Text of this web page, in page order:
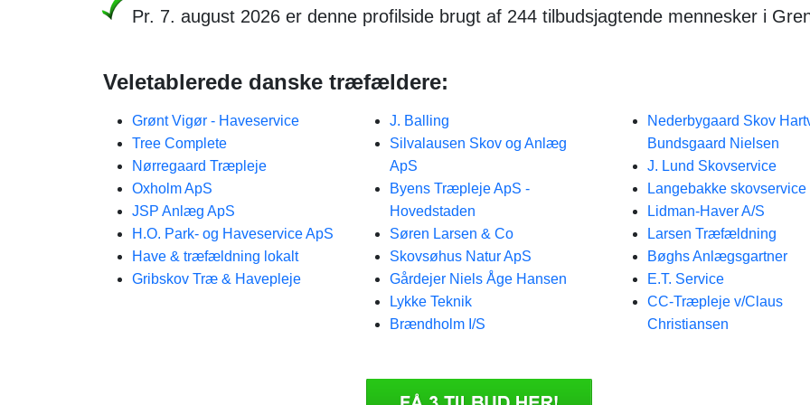
Pr. 7. august 2026 er denne profilside brugt af 244 tilbudsjagtende mennesker i
Veletablerede danske træfældere:
Grønt Vigør - Haveservice
Tree Complete
Nørregaard Træpleje
Oxholm ApS
JSP Anlæg ApS
H.O. Park- og Haveservice ApS
Have & træfældning lokalt
Gribskov Træ & Havepleje
J. Balling
Silvalausen Skov og Anlæg
ApS
Byens Træpleje ApS -
Hovedstaden
Søren Larsen & Co
Skovsøhus Natur ApS
Gårdejer Niels Åge Hansen
Lykke Teknik
Brændholm I/S
Nederbygaard Skov
Bundsgaard Nielsen
J. Lund Skovservice
Langebakke skovservice
Lidman-Haver A/S
Larsen Træfældning
Bøghs Anlægsgartner
E.T. Service
CC-Træpleje v/Claus
Christiansen